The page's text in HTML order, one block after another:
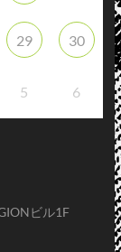
29 30
5 6
ビル1F